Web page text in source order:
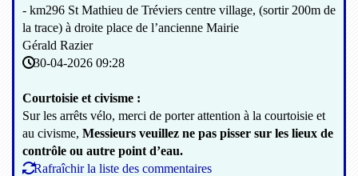
- km296 St Mathieu de Tréviers centre village, (sortir 200m de
la trace) à droite place de l’ancienne Mairie
Gérald Razier
30-04-2026 09:28
Courtoisie et civisme :
Sur les arrêts vélo, merci de porter attention à la courtoisie et
au civisme, Messieurs veuillez ne pas pisser sur les lieux de
contrôle ou autre point d’eau.
Rafraîchir la liste des commentaires